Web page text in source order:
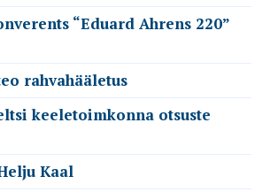
“Eduard Ahrens 220”
rahvahääletus
keeletoimkonna otsuste
Kaal